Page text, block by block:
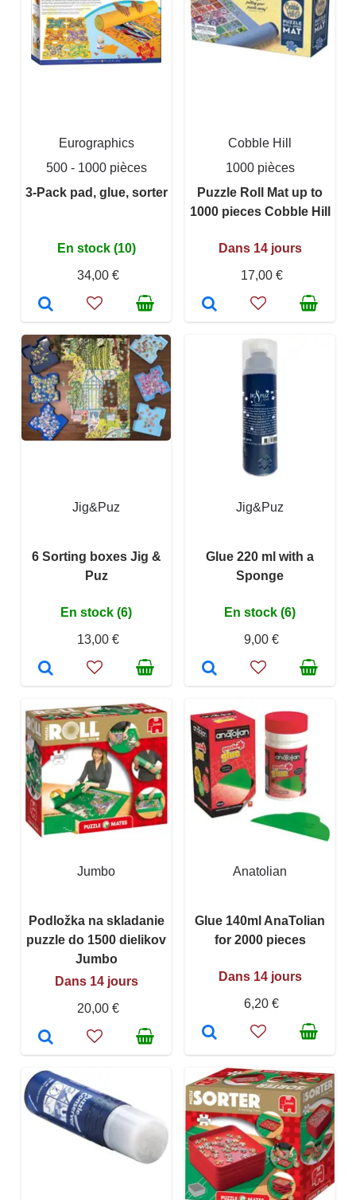
Eurographics
500 - 1000 pièces
3-Pack pad, glue, sorter
En stock (10)
34,00 €
Cobble Hill
1000 pièces
Puzzle Roll Mat up to
1000 pieces Cobble Hill
Dans 14 jours
17,00 €
Jig&Puz
6 Sorting boxes Jig &
Puz
En stock (6)
13,00 €
Jig&Puz
Glue 220 ml with a
Sponge
En stock (6)
9,00 €
Jumbo
Podložka na skladanie
puzzle do 1500 dielikov
Jumbo
Dans 14 jours
20,00 €
Anatolian
Glue 140ml AnaTolian
for 2000 pieces
Dans 14 jours
6,20 €